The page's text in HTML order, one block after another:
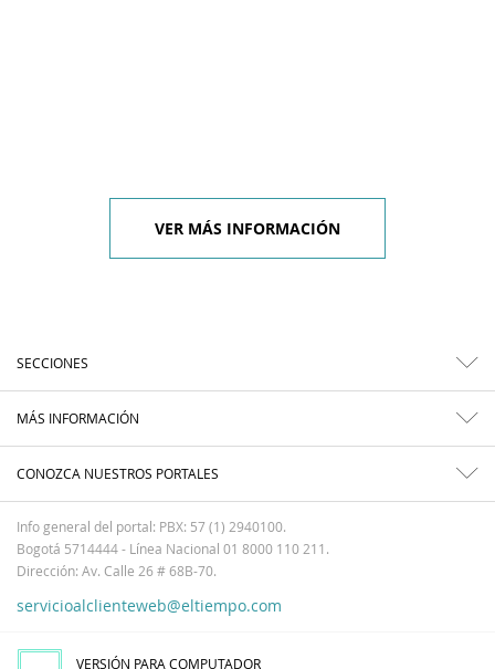
VER MÁS INFORMACIÓN
SECCIONES
MÁS INFORMACIÓN
CONOZCA NUESTROS PORTALES
Info general del portal: PBX: 57 (1) 2940100.
Bogotá 5714444 - Línea Nacional 01 8000 110 211.
Dirección: Av. Calle 26 # 68B-70.
servicioalclienteweb@eltiempo.com
VERSIÓN PARA COMPUTADOR